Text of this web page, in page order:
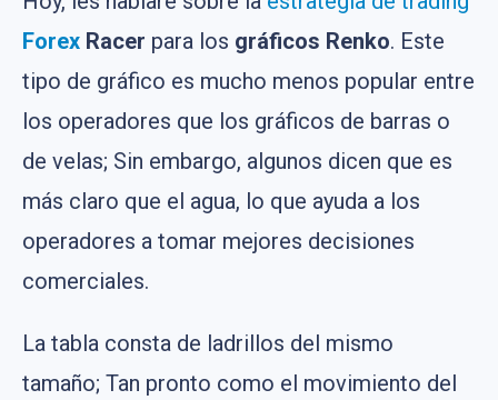
Forex Racer para los gráficos Renko. Este
tipo de gráfico es mucho menos popular entre
los operadores que los gráficos de barras o
de velas; Sin embargo, algunos dicen que es
más claro que el agua, lo que ayuda a los
operadores a tomar mejores decisiones
comerciales.
La tabla consta de ladrillos del mismo
tamaño; Tan pronto como el movimiento del